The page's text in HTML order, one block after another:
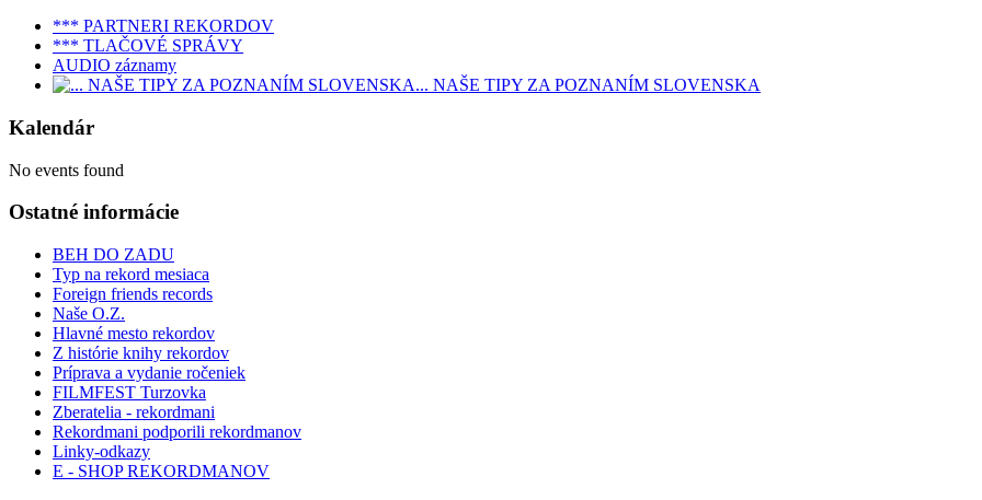
*** PARTNERI REKORDOV
*** TLAČOVÉ SPRÁVY
AUDIO záznamy
... NAŠE TIPY ZA POZNANÍM SLOVENSKA
Kalendár
No events found
Ostatné informácie
BEH DO ZADU
Typ na rekord mesiaca
Foreign friends records
Naše O.Z.
Hlavné mesto rekordov
Z histórie knihy rekordov
Príprava a vydanie ročeniek
FILMFEST Turzovka
Zberatelia - rekordmani
Rekordmani podporili rekordmanov
Linky-odkazy
E - SHOP REKORDMANOV